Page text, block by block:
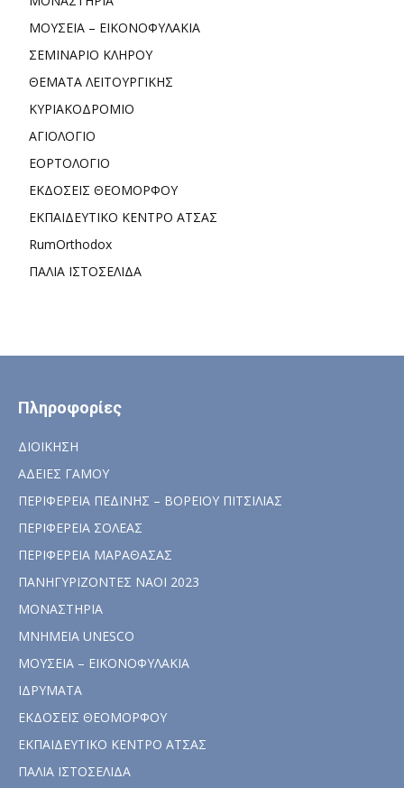
ΜΟΥΣΕΙΑ – ΕΙΚΟΝΟΦΥΛΑΚΙΑ
ΣΕΜΙΝΑΡΙΟ ΚΛΗΡΟΥ
ΘΕΜΑΤΑ ΛΕΙΤΟΥΡΓΙΚΗΣ
ΚΥΡΙΑΚΟΔΡΟΜΙΟ
ΑΓΙΟΛΟΓΙΟ
ΕΟΡΤΟΛΟΓΙΟ
ΕΚΔΟΣΕΙΣ ΘΕΟΜΟΡΦΟΥ
ΕΚΠΑΙΔΕΥΤΙΚΟ ΚΕΝΤΡΟ ΑΤΣΑΣ
RumOrthodox
ΠΑΛΙΑ ΙΣΤΟΣΕΛΙΔΑ
Πληροφορίες
ΔΙΟΙΚΗΣΗ
ΑΔΕΙΕΣ ΓΑΜΟΥ
ΠΕΡΙΦΕΡΕΙΑ ΠΕΔΙΝΗΣ – ΒΟΡΕΙΟΥ ΠΙΤΣΙΛΙΑΣ
ΠΕΡΙΦΕΡΕΙΑ ΣΟΛΕΑΣ
ΠΕΡΙΦΕΡΕΙΑ ΜΑΡΑΘΑΣΑΣ
ΠΑΝΗΓΥΡΙΖΟΝΤΕΣ ΝΑΟΙ 2023
ΜΟΝΑΣΤΗΡΙΑ
ΜΝΗΜΕΙΑ UNESCO
ΜΟΥΣΕΙΑ – ΕΙΚΟΝΟΦΥΛΑΚΙΑ
ΙΔΡΥΜΑΤΑ
ΕΚΔΟΣΕΙΣ ΘΕΟΜΟΡΦΟΥ
ΕΚΠΑΙΔΕΥΤΙΚΟ ΚΕΝΤΡΟ ΑΤΣΑΣ
ΠΑΛΙΑ ΙΣΤΟΣΕΛΙΔΑ